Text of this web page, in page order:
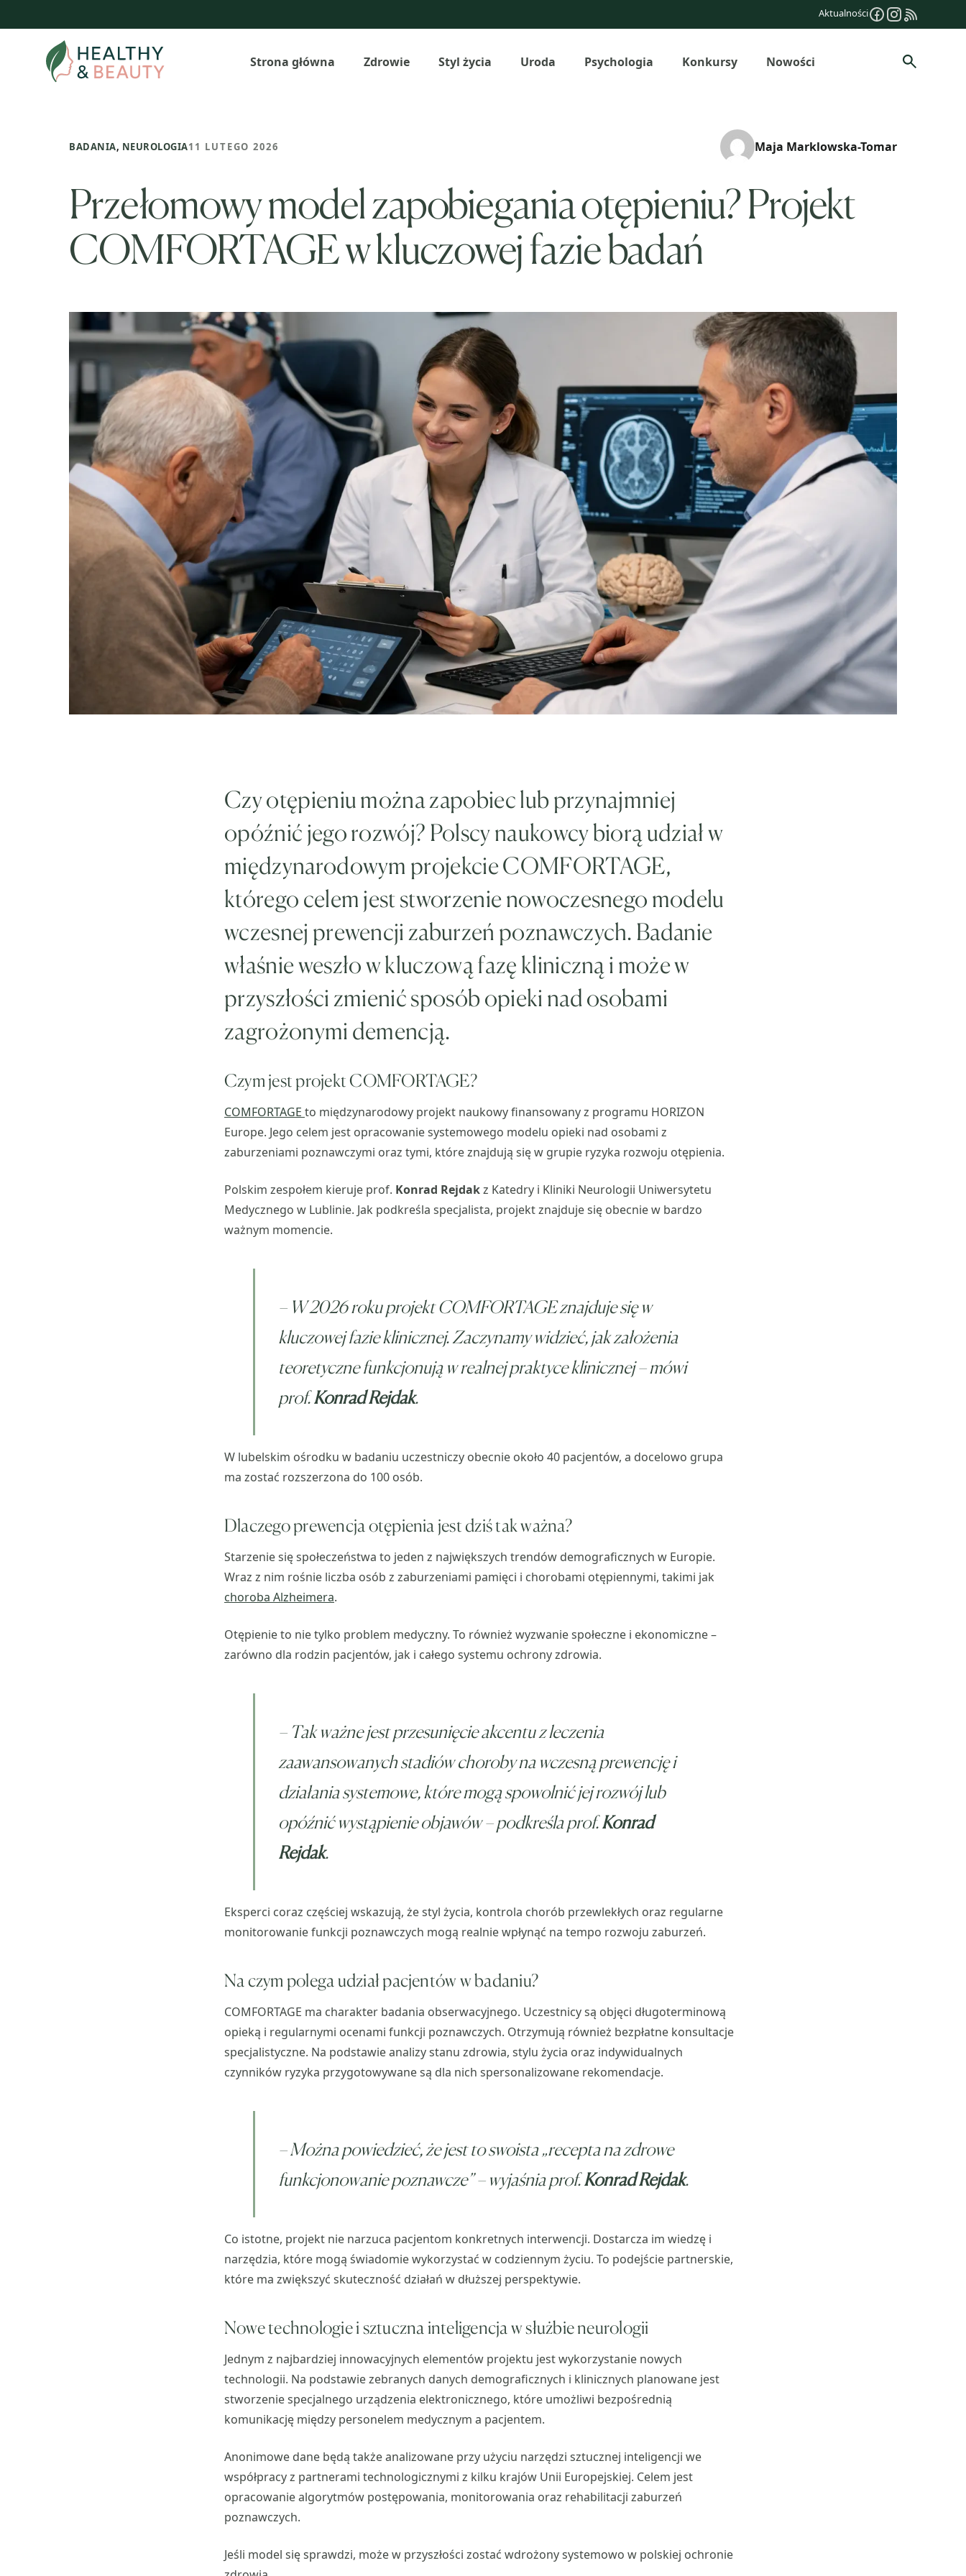
do
Aktualności
Strona główna Zdrowie Styl życia Uroda Psychologia Konkursy Nowości Szukaj
BADANIA, NEUROLOGIA11 LUTEGO 2026 Maja Marklowska-Tomar
Przełomowy model zapobiegania otępieniu? Projekt
COMFORTAGE w kluczowej fazie badań
Czy otępieniu można zapobiec lub przynajmniej
opóźnić jego rozwój? Polscy naukowcy biorą udział w
międzynarodowym projekcie COMFORTAGE,
którego celem jest stworzenie nowoczesnego modelu
wczesnej prewencji zaburzeń poznawczych. Badanie
właśnie weszło w kluczową fazę kliniczną i może w
przyszłości zmienić sposób opieki nad osobami
zagrożonymi demencją.
Czym jest projekt COMFORTAGE?
COMFORTAGE to międzynarodowy projekt naukowy finansowany z programu HORIZON
Europe. Jego celem jest opracowanie systemowego modelu opieki nad osobami z
zaburzeniami poznawczymi oraz tymi, które znajdują się w grupie ryzyka rozwoju otępienia.
Polskim zespołem kieruje prof. Konrad Rejdakz Katedry i Kliniki Neurologii Uniwersytetu
Medycznego w Lublinie. Jak podkreśla specjalista, projekt znajduje się obecnie w bardzo
ważnym momencie.
– W 2026 roku projekt COMFORTAGE znajduje się w
kluczowej fazie klinicznej. Zaczynamy widzieć, jak założenia
teoretyczne funkcjonują w realnej praktyce klinicznej– mówi
prof.Konrad Rejdak.
W lubelskim ośrodku w badaniu uczestniczy obecnie około 40 pacjentów, a docelowo grupa
ma zostać rozszerzona do 100 osób.
Dlaczego prewencja otępienia jest dziś tak ważna?
Starzenie się społeczeństwa to jeden z największych trendów demograficznych w Europie.
Wraz z nim rośnie liczba osób z zaburzeniami pamięci i chorobami otępiennymi, takimi jak
choroba Alzheimera.
Otępienie to nie tylko problem medyczny. To również wyzwanie społeczne i ekonomiczne –
zarówno dla rodzin pacjentów, jak i całego systemu ochrony zdrowia.
– Tak ważne jest przesunięcie akcentu z leczenia
zaawansowanych stadiów choroby na wczesną prewencję i
działania systemowe, które mogą spowolnić jej rozwój lub
opóźnić wystąpienie objawów– podkreśla prof.Konrad
Rejdak.
Eksperci coraz częściej wskazują, że styl życia, kontrola chorób przewlekłych oraz regularne
monitorowanie funkcji poznawczych mogą realnie wpłynąć na tempo rozwoju zaburzeń.
Na czym polega udział pacjentów w badaniu?
COMFORTAGE ma charakter badania obserwacyjnego. Uczestnicy są objęci długoterminową
opieką i regularnymi ocenami funkcji poznawczych. Otrzymują również bezpłatne konsultacje
specjalistyczne. Na podstawie analizy stanu zdrowia, stylu życia oraz indywidualnych
czynników ryzyka przygotowywane są dla nich spersonalizowane rekomendacje.
–Można powiedzieć, że jest to swoista „recepta na zdrowe
funkcjonowanie poznawcze”– wyjaśnia prof.Konrad Rejdak.
Co istotne, projekt nie narzuca pacjentom konkretnych interwencji. Dostarcza im wiedzę i
narzędzia, które mogą świadomie wykorzystać w codziennym życiu. To podejście partnerskie,
które ma zwiększyć skuteczność działań w dłuższej perspektywie.
Nowe technologie i sztuczna inteligencja w służbie neurologii
Jednym z najbardziej innowacyjnych elementów projektu jest wykorzystanie nowych
technologii. Na podstawie zebranych danych demograficznych i klinicznych planowane jest
stworzenie specjalnego urządzenia elektronicznego, które umożliwi bezpośrednią
komunikację między personelem medycznym a pacjentem.
Anonimowe dane będą także analizowane przy użyciu narzędzi sztucznej inteligencji we
współpracy z partnerami technologicznymi z kilku krajów Unii Europejskiej. Celem jest
opracowanie algorytmów postępowania, monitorowania oraz rehabilitacji zaburzeń
poznawczych.
Jeśli model się sprawdzi, może w przyszłości zostać wdrożony systemowo w polskiej ochronie